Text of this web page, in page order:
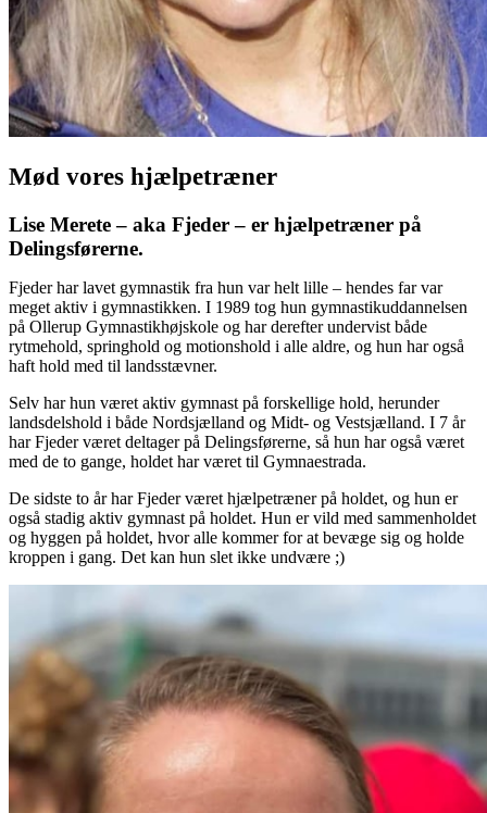
Mød vores hjælpetræner
Lise Merete – aka Fjeder – er hjælpetræner på
Delingsførerne.
Fjeder har lavet gymnastik fra hun var helt lille – hendes far var
meget aktiv i gymnastikken. I 1989 tog hun gymnastikuddannelsen
på Ollerup Gymnastikhøjskole og har derefter undervist både
rytmehold, springhold og motionshold i alle aldre, og hun har også
haft hold med til landsstævner.
Selv har hun været aktiv gymnast på forskellige hold, herunder
landsdelshold i både Nordsjælland og Midt- og Vestsjælland. I 7 år
har Fjeder været deltager på Delingsførerne, så hun har også været
med de to gange, holdet har været til Gymnaestrada.
De sidste to år har Fjeder været hjælpetræner på holdet, og hun er
også stadig aktiv gymnast på holdet. Hun er vild med sammenholdet
og hyggen på holdet, hvor alle kommer for at bevæge sig og holde
kroppen i gang. Det kan hun slet ikke undvære ;)